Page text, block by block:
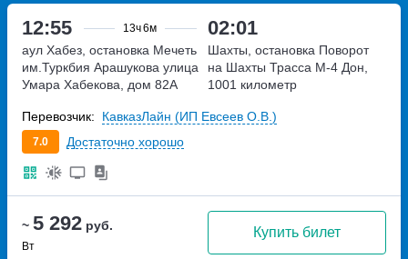
12:55 13ч6м 02:01
~ 5 292 руб.
Вт
Купить билет
аул Хабез, остановка Мечеть
им.Туркбия Арашукова улица
Умара Хабекова, дом 82А
Шахты, остановка Поворот
на Шахты Трасса М-4 Дон,
1001 километр
7.0 Достаточно хорошо
Перевозчик: КавказЛайн (ИП Евсеев О.В.)